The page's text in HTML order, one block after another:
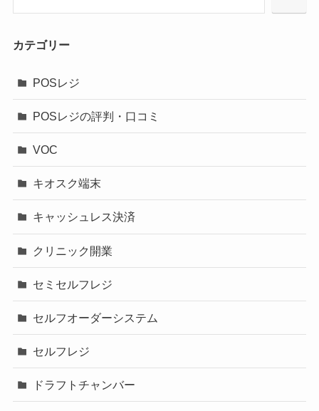
カテゴリー
POSレジ
POSレジの評判・口コミ
VOC
キオスク端末
キャッシュレス決済
クリニック開業
セミセルフレジ
セルフオーダーシステム
セルフレジ
ドラフトチャンバー